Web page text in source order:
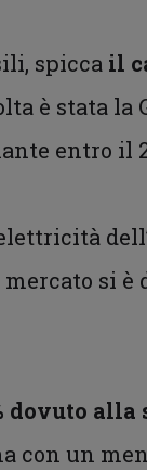
spicca il
è stata
entro il
si è
dovuto
con un